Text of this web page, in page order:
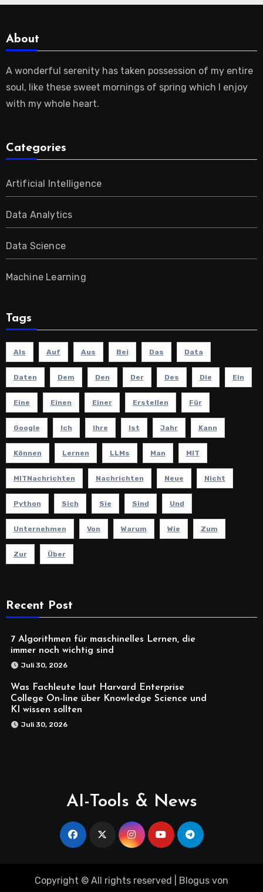
About
A wonderful serenity has taken possession of my entire
soul, like these sweet mornings of spring which I enjoy
with my whole heart.
Categories
Artificial Intelligence
Data Analytics
Data Science
Machine Learning
Tags
Als Auf Aus Bei Das Data
Daten Dem Den Der Des Die Ein
Eine Einen Einer Erstellen Für
Google Ich Ihre Ist Jahr Kann
Können Lernen LLMs Man MIT
MITNachrichten Nachrichten Neue Nicht
Python Sich Sie Sind Und
Unternehmen Von Warum Wie Zum
Zur Über
Recent Post
7 Algorithmen für maschinelles Lernen, die
immer noch wichtig sind
Juli 30, 2026
Was Fachleute laut Harvard Enterprise
College On-line über Knowledge Science und
KI wissen sollten
Juli 30, 2026
AI-Tools & News
Copyright © All rights reserved Blogus von